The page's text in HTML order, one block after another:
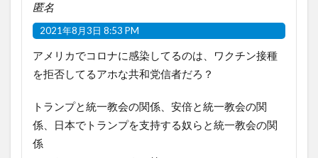
匿名
2021年8月3日 8:53 PM
アメリカでコロナに感染してるのは、ワクチン接種
を拒否してるアホな共和党信者だろ？
トランプと統一教会の関係、安倍と統一教会の関
係、日本でトランプを支持する奴らと統一教会の関
係